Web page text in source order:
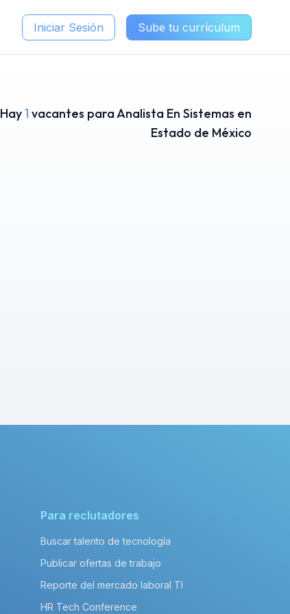
Iniciar Sesión Sube tu currículum
Hay1 vacantes para Analista En Sistemas en
Estado de México
Para reclutadores
Buscar talento de tecnología
Publicar ofertas de trabajo
Reporte del mercado laboral TI
HR Tech Conference